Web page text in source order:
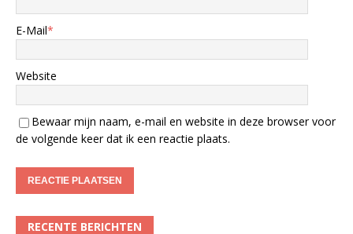
E-Mail*
Website
Bewaar mijn naam, e-mail en website in deze browser voor
de volgende keer dat ik een reactie plaats.
RECENTE BERICHTEN